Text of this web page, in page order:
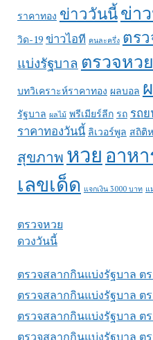
ราคาทอง ข่าววันนี้ข่า
วิด-19 ข่าวไอที คนละครึ่ง ตร
แบ่งรัฐบาล ตรวจหวย
บทวิเคราะห์ราคาทอง ผลบอล
รัฐบาล ผลไม้ พรีเมียร์ลีก รถ รถ
ราคาทองวันนี้ ลิเวอร์พูล สถิติ
สุขภาพ หวย อาห
เลขเด็ด แจกเงิน 3000 บาท แ
ตรวจหวย
ดวงวันนี้
ตรวจสลากกินแบ่งรัฐบาล ต
ตรวจสลากกินแบ่งรัฐบาล ต
ตรวจสลากกินแบ่งรัฐบาล ต
ตรวจสลากกินแบ่งรัฐบาล ต